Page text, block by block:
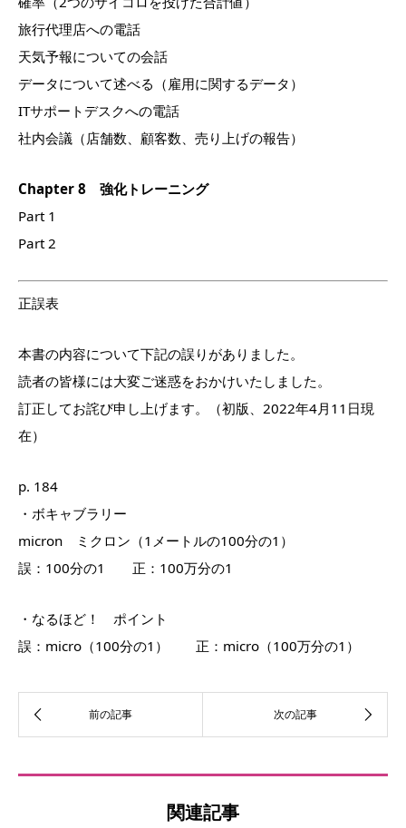
旅行代理店への電話
天気予報についての会話
データについて述べる（雇用に関するデータ）
ITサポートデスクへの電話
社内会議（店舗数、顧客数、売り上げの報告）
Chapter 8 強化トレーニング
Part 1
Part 2
正誤表
本書の内容について下記の誤りがありました。
読者の皆様には大変ご迷惑をおかけいたしました。
訂正してお詫び申し上げます。（初版、2022年4月11日現
在）
p. 184
・ボキャブラリー
micron ミクロン（1メートルの100分の1）
誤：100分の1 正：100万分の1
・なるほど！ ポイント
誤：micro（100分の1） 正：micro（100万分の1）
関連記事